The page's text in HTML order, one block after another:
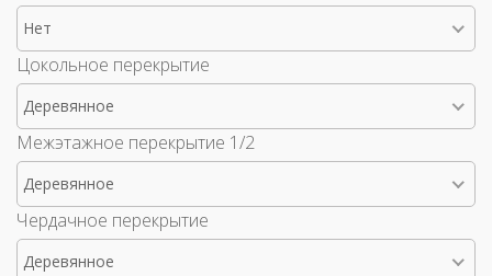
Нет
Цокольное перекрытие
Деревянное
Межэтажное перекрытие 1/2
Деревянное
Чердачное перекрытие
Деревянное